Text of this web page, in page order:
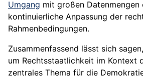
Umgang mit großen
kontinuierliche Anpassung der
Rahmenbedingungen.
Zusammenfassend lässt sich
um Rechtsstaatlichkeit im Kontext
zentrales Thema für die